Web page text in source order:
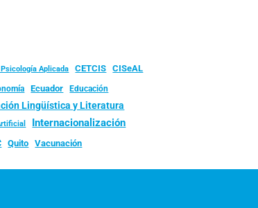
Aplicada CETCIS CISeAL
Ecuador
Educación
Lingüística y Literatura
Internacionalización
Quito Vacunación